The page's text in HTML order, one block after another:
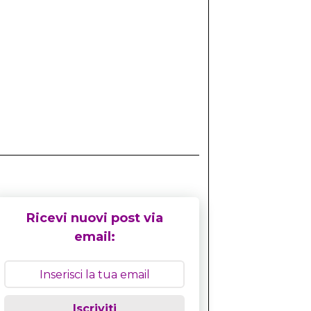
Ricevi nuovi post via
email: